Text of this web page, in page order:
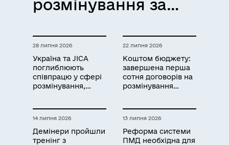
розмінування за
28 липня 2026
Україна та JICA
поглиблюють
співпрацю у сфері
розмінування,
22 липня 2026
Коштом бюджету:
завершена перша
сотня договорів на
розмінування
14 липня 2026
Демінери пройшли
тренінг з
13 липня 2026
Реформа системи
ПМД необхідна для